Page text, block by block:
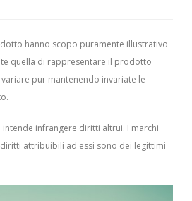
hanno scopo puramente illustrativo
quella di rappresentare il prodotto
pur mantenendo invariate le
infrangere diritti altrui. I marchi
attribuibili ad essi sono dei legittimi